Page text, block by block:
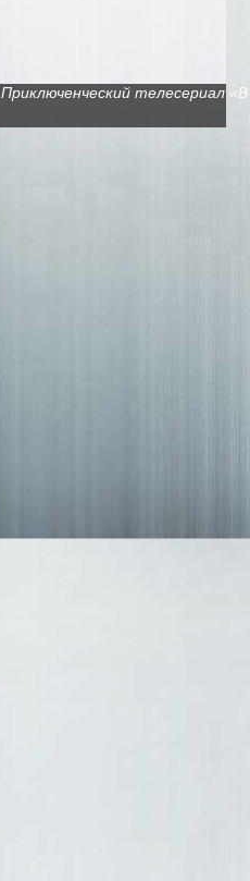
Приключенческий телесериал